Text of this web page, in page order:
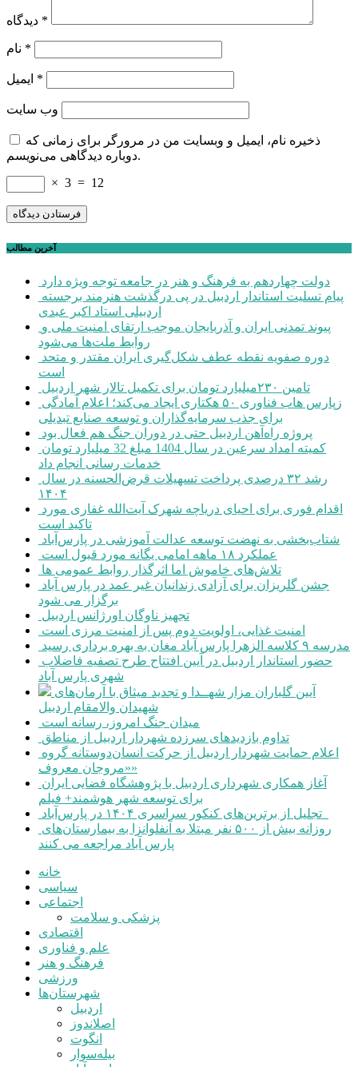
*
*
*
وب‌ سایت
ذخیره نام، ایمیل و وبسایت من در مرورگر برای زمانی که
دوباره دیدگاهی می‌نویسم.
× 3 = 12
آخرین مطالب
دولت چهاردهم به فرهنگ و هنر در جامعه توجه ویژه دارد
اردبیلی استاد اکبر عبدی
روابط ملت‌ها می‌شود
است
تامین ۲۳۰میلیارد تومان برای تکمیل تالار شهر اردبیل
برای جذب سرمایه‌گذاران و توسعه صنایع تبدیلی
پروژه راه‌آهن اردبیل حتی در دوران جنگ هم فعال بود
خدمات رسانی انجام داد
۱۴۰۴
تاکید است
شتاب‌بخشی به نهضت توسعه عدالت آموزشی در پارس‌آباد
عملکرد ۱۸ ماهه امامی یگانه مورد قبول است
تلاش‌های خاموش اما اثرگذار روابط عمومی ها
برگزار می شود
تجهیز ناوگان اورژانس اردبیل
امنیت غذایی، اولویت دوم پس از امنیت مرزی است
مدرسه ۹ کلاسه الزهرا پارس آباد مغان به بهره برداری رسید
شهری پارس آباد
شهیدان والامقام اردبیل
میدان جنگ امروز، رسانه است
تداوم بازدیدهای سرزده شهردار اردبیل از مناطق
«مروجان معروف»
برای توسعه شهر هوشمند+ فیلم
پارس آباد مراجعه می کنند
خانه
سیاسی
اجتماعی
پزشکی و سلامت
اقتصادی
علم و فناوری
فرهنگ و هنر
ورزشی
شهرستان‌ها
اردبیل
اصلاندوز
انگوت
بیله‌سوار